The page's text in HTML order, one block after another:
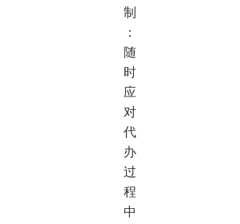
制
：
随
时
应
对
代
办
过
程
中